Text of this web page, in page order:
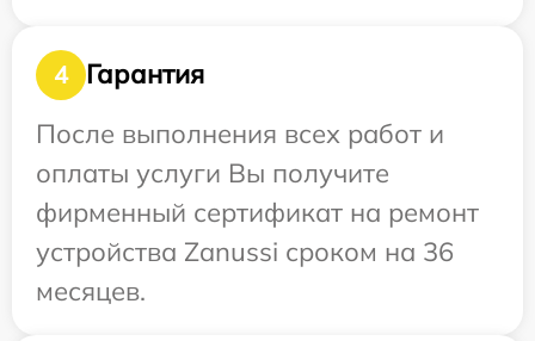
4
Гарантия
После выполнения всех работ и
оплаты услуги Вы получите
фирменный сертификат на ремонт
устройства Zanussi сроком на 36
месяцев.